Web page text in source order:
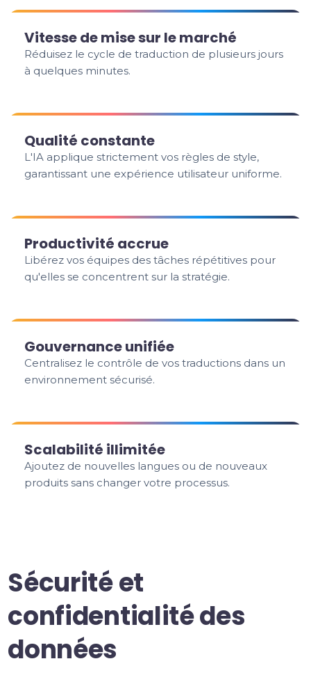
Vitesse de mise sur le marché
Réduisez le cycle de traduction de plusieurs jours
à quelques minutes.
Qualité constante
L'IA applique strictement vos règles de style,
garantissant une expérience utilisateur uniforme.
Productivité accrue
Libérez vos équipes des tâches répétitives pour
qu'elles se concentrent sur la stratégie.
Gouvernance unifiée
Centralisez le contrôle de vos traductions dans un
environnement sécurisé.
Scalabilité illimitée
Ajoutez de nouvelles langues ou de nouveaux
produits sans changer votre processus.
Sécurité et
confidentialité des
données